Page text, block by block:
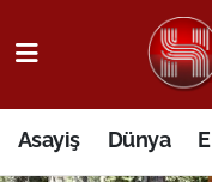
Asayiş Dünya
Osmaniye
Osmaniye